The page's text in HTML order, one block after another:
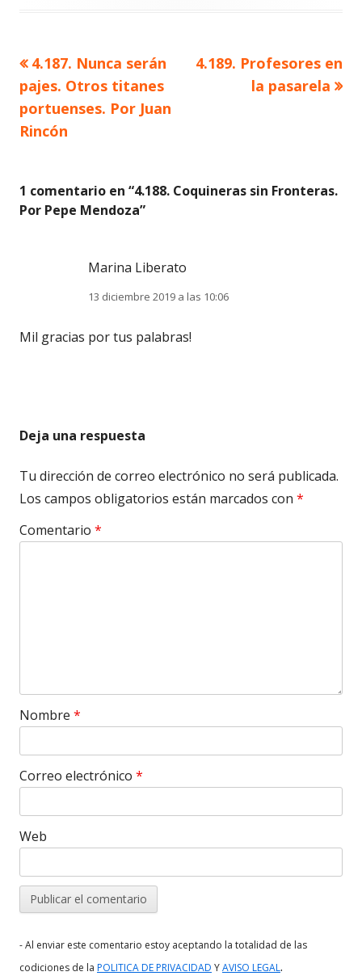
Navegación
de
entradas
Artículo
anterior
4.187. Nunca serán
pajes. Otros titanes
portuenses. Por Juan
Rincón
Artículo
siguiente
4.189. Profesores en
la pasarela
1 comentario en “4.188. Coquineras sin Fronteras.
Por Pepe Mendoza”
Marina Liberato
13 diciembre 2019 a las 10:06
Mil gracias por tus palabras!
Deja una respuesta
Tu dirección de correo electrónico no será publicada.
Los campos obligatorios están marcados con *
Comentario *
Nombre *
Correo electrónico *
Web
- Al enviar este comentario estoy aceptando la totalidad de las
codiciones de la POLITICA DE PRIVACIDAD YAVISO LEGAL.